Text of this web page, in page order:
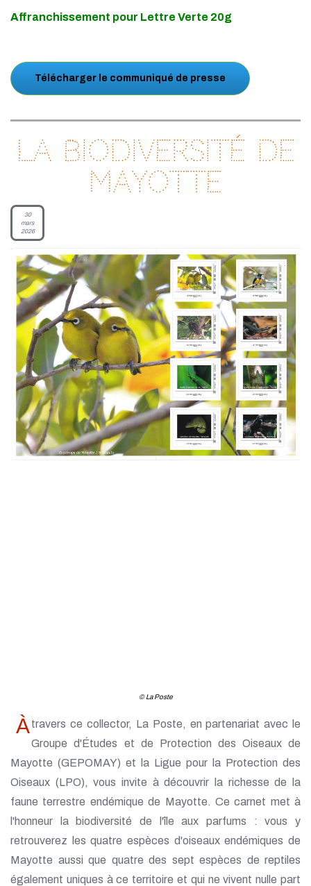
Affranchissement pour Lettre Verte 20g
Télécharger le communiqué de presse
La biodiversité de
Mayotte
30
mars
2026
© La Poste
À travers ce collector, La Poste, en partenariat avec le
Groupe d'Études et de Protection des Oiseaux de
Mayotte (GEPOMAY) et la Ligue pour la Protection des
Oiseaux (LPO), vous invite à découvrir la richesse de la
faune terrestre endémique de Mayotte. Ce carnet met à
l'honneur la biodiversité de l'île aux parfums : vous y
retrouverez les quatre espèces d'oiseaux endémiques de
Mayotte aussi que quatre des sept espèces de reptiles
également uniques à ce territoire et qui ne vivent nulle part